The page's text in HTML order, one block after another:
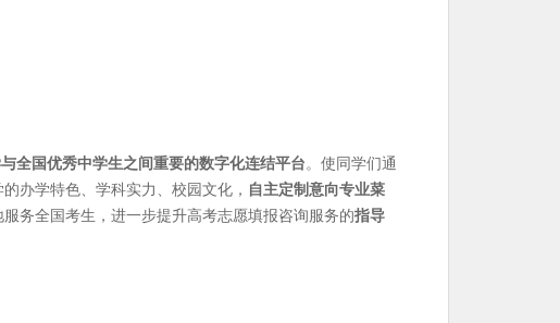
全国优秀中学生之间重要的数字化连结平台。使同学们通
办学特色、学科实力、校园文化， 自主定制意向专业菜
务全国考生，进一步提升高考志愿填报咨询服务的指导